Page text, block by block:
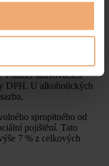
nejen pro
restaurací a
v rámci stravovacích
DPH. U alkoholických
spropitného od
pojištění. Tato
7 % z celkových